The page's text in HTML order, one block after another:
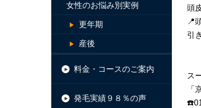
女性のお悩み別実例
更年期
産後
料金・コースのご案内
発毛実績９８％の声
頭
📍
引
ス
「